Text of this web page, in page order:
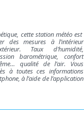
cette station météo est
des mesures à l’intérieur
Taux d’humidité,
barométrique, confort
qualité de l’air. Vous
à toutes ces informations
à l’aide de l’application